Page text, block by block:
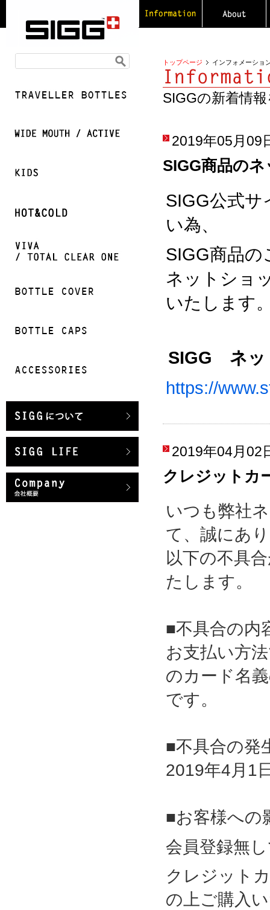
トップページ インフォメーショ
SIGGの新着情
2019年05月09
SIGG商品の
SIGG公式サ
い為、
SIGG商品の
ネットショ
いたします
SIGG ネッ
https://
2019年04月02
クレジットカ
いつも弊社
て、誠にあ
以下の不具
たします。
■不具合の内
お支払い方
のカード名
です。
■不具合の発
2019年4月1
■お客様への
会員登録無
クレジット
の上ご購入